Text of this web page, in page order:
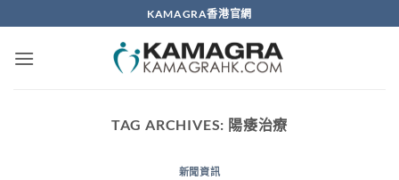
to
content
KAMAGRA香港官網
TAG ARCHIVES: 陽痿治療
新聞資訊